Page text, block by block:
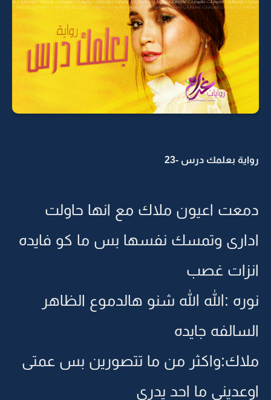
رواية بعلمك درس -23
دمعت اعيون ملاك مع انها حاولت
ادارى وتمسك نفسها بس ما كو فايده
انزات غصب
نوره :الله الله شنو هالدموع الظاهر
السالفه جايده
ملاك:واكثر من ما تتصورين بس عمتى
اوعدينى ما احد يدرى